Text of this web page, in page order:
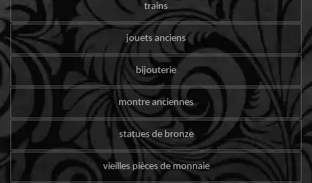
trains
jouets anciens
bijouterie
montre anciennes
statues de bronze
vieilles pièces de monnaie